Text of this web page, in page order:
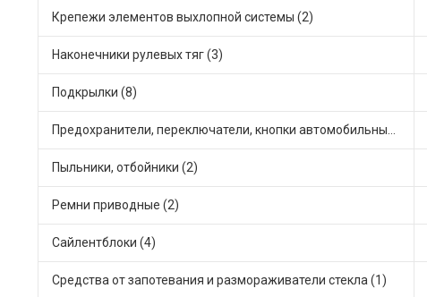
Крепежи элементов выхлопной системы (2)
Наконечники рулевых тяг (3)
Подкрылки (8)
Пыльники, отбойники (2)
Ремни приводные (2)
Сайлентблоки (4)
Средства от запотевания и размораживатели стекла (1)